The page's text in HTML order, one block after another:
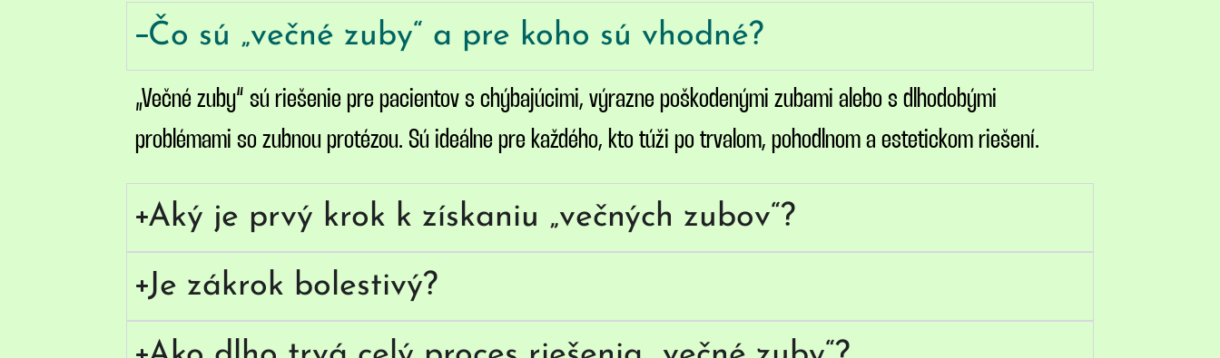
Čo sú „večné zuby“ a pre koho sú vhodné?
„Večné zuby“ sú riešenie pre pacientov s chýbajúcimi, výrazne poškodenými zubami alebo s dlhodobými
problémami so zubnou protézou. Sú ideálne pre každého, kto túži po trvalom, pohodlnom a estetickom riešení.
Aký je prvý krok k získaniu „večných zubov“?
Je zákrok bolestivý?